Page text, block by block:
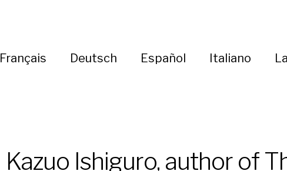
Français Deutsch Español Italiano
Kazuo Ishiguro, author of